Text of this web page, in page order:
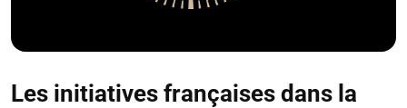
Les initiatives françaises dans la